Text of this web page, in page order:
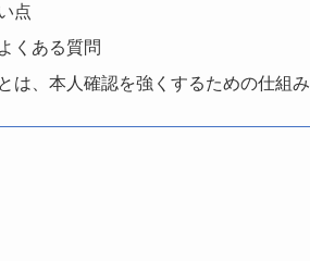
点
くある質問
は、本人確認を強くするための仕組み